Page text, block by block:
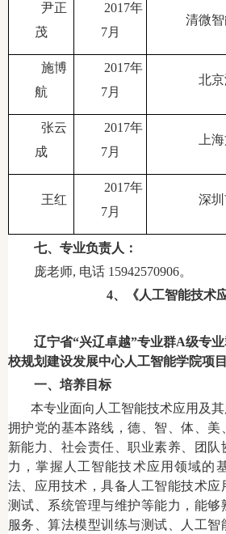
尹正
茂
2017年
7月
清微
施博
航
2017年
7月
北
张云
成
2017年
7月
上
王红
2017年
7月
深
七、专业负责人：
庞老师, 电话 15942570906。
4、《人工智能技术
辽宁省“兴辽卓越”专业群A级专
校规划建设发展中心人工智能学院项
一、培养目标
本专业面向人工智能技术应用及
拥护党的基本路线，德、智、体、美
新能力、社会责任、职业素养、团
力，掌握人工智能技术应用领域的
法、应用技术，具备人工智能技术应
测试、系统管理与维护等能力，能够
服务、算法模型训练与测试、人工